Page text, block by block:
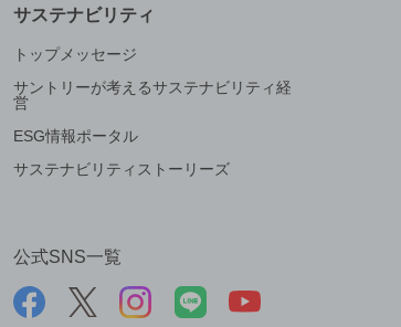
サステナビリティ
トップメッセージ
サントリーが考えるサステナビリティ経
営
ESG情報ポータル
サステナビリティストーリーズ
公式SNS一覧